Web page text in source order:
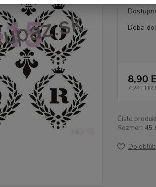
Doba
8,90
7,24 EUR
Číslo
Rozmer: 45
Do